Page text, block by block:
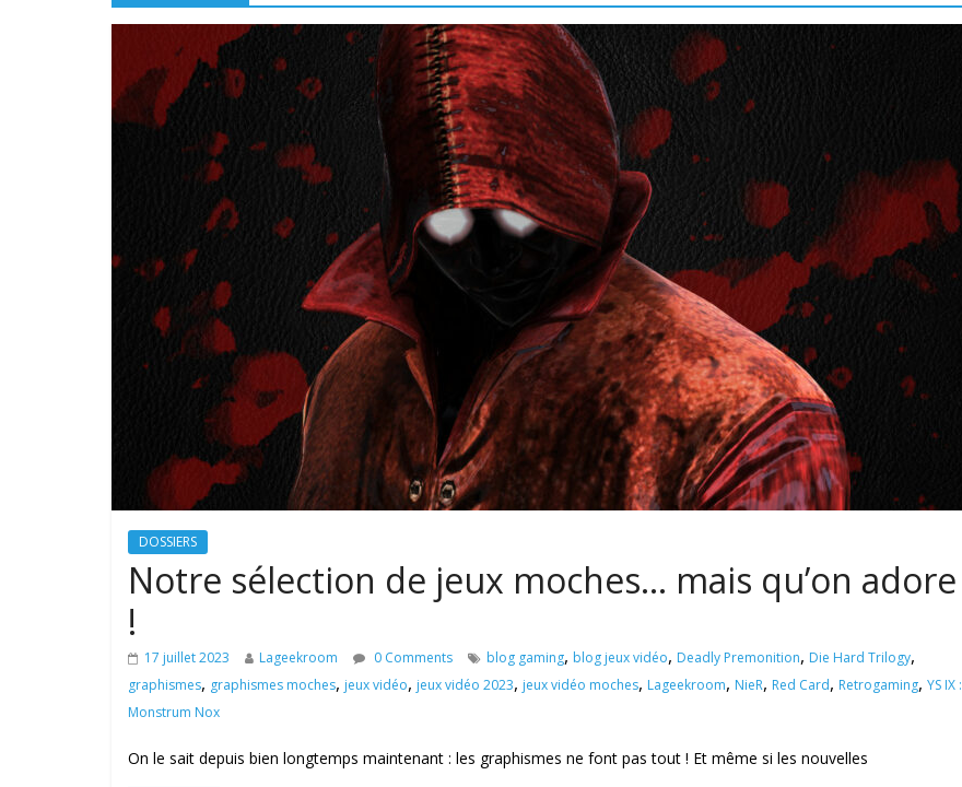
DOSSIERS
Notre sélection de jeux moches… mais qu’on adore
!
17 juillet 2023 Lageekroom 0 Comments blog gaming, blog jeux vidéo, Deadly Premonition, Die Hard Trilogy,
graphismes, graphismes moches, jeux vidéo, jeux vidéo 2023, jeux vidéo moches, Lageekroom, NieR, Red Card, Retrogaming, YS IX :
Monstrum Nox
On le sait depuis bien longtemps maintenant : les graphismes ne font pas tout ! Et même si les nouvelles